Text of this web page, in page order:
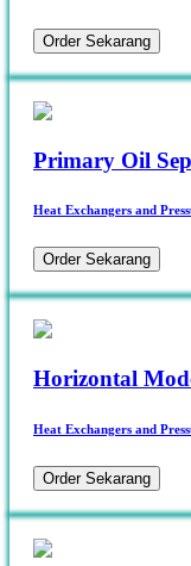
Order Sekarang
Primary Oil
Heat Exchangers and
Order Sekarang
Horizontal
Heat Exchangers and
Order Sekarang